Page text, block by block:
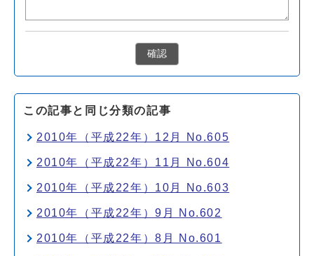
確認
この記事と同じ分類の記事
2010年（平成22年）12月 No.605
2010年（平成22年）11月 No.604
2010年（平成22年）10月 No.603
2010年（平成22年）9月 No.602
2010年（平成22年）8月 No.601